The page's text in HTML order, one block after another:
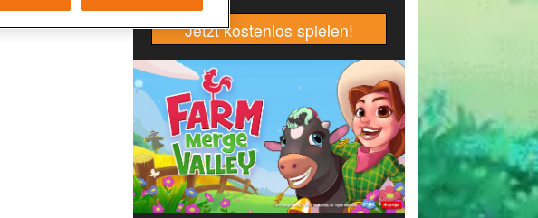
Jetzt kostenlos spielen!